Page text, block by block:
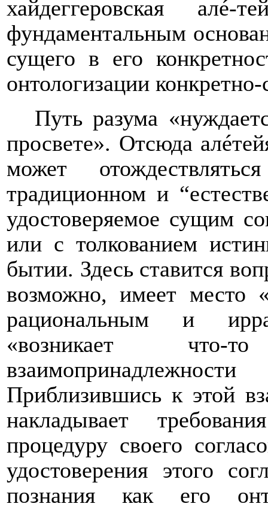
хайдеггеровская
фундаментальным
сущего в его
онтологизации
Путь разума
просвете». Отсюда
может
традиционном и
удостоверяемое сущим
или с толкованием
бытии. Здесь ставится
возможно, имеет место
рациональным и
«возникает что-
Приблизившись к этой
накладывает
процедуру своего
удостоверения этого
познания как его